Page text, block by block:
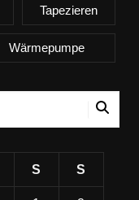
Tapezieren
Wärmepumpe
S S